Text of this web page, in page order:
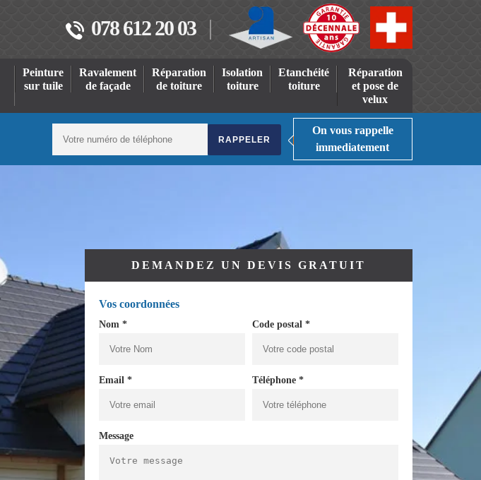
078 612 20 03
Peinture
sur tuile
Ravalement
de façade
Réparation
de toiture
Isolation
toiture
Etanchéité
toiture
Réparation
et pose de
velux
On vous rappelle
immediatement
DEMANDEZ UN DEVIS GRATUIT
Vos coordonnées
Nom * Code postal *
Email * Téléphone *
Message